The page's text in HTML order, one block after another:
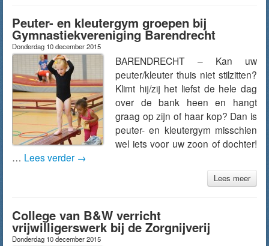
Peuter- en kleutergym groepen bij
Gymnastiekvereniging Barendrecht
Donderdag 10 december 2015
BARENDRECHT – Kan uw
peuter/kleuter thuis niet stilzitten?
Klimt hij/zij het liefst de hele dag
over de bank heen en hangt
graag op zijn of haar kop? Dan is
peuter- en kleutergym misschien
wel iets voor uw zoon of dochter!
… Lees verder →
Lees meer
College van B&W verricht
vrijwilligerswerk bij de Zorgnijverij
Donderdag 10 december 2015